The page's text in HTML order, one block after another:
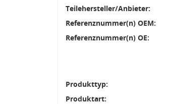
Teilehersteller/Anbieter:
Referenznummer(n) OEM:
Referenznummer(n) OE:
Produkttyp:
Produktart: